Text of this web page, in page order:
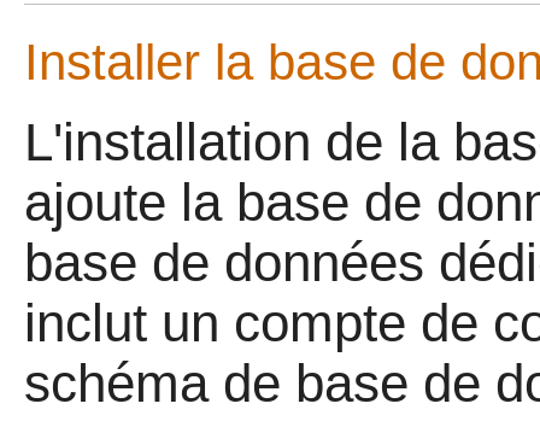
Installer la base de
L'installation de la
ajoute la base de
base de données
inclut un compte de
schéma de base de